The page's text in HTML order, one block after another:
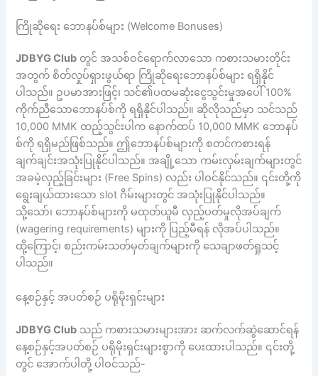
ကြိုဆိုရေး ဘောနပ်စ်များ (Welcome Bonuses)
JDBYG Club တွင် အသစ်ဝင်ရောက်လာသော ကစားသမားတိုင်း
အတွက် စိတ်လှုပ်ရှားဖွယ်ရာ ကြိုဆိုရေးဘောနပ်စ်များ ရရှိနိုင်
ပါသည်။ ဥပမာအားဖြင့်၊ သင်၏ပထမဆုံးငွေသွင်းမှုအပေါ် 100%
ကိုက်ညီသောဘောနပ်စ်ကို ရရှိနိုင်ပါသည်။ ဆိုလိုသည်မှာ သင်သည်
10,000 MMK ထည့်သွင်းပါက နောက်ထပ် 10,000 MMK ဘောနပ်
စ်ကို ရရှိမည်ဖြစ်သည်။ ဤဘောနပ်စ်များကို စတင်ကစားရန်
ချက်ချင်းအသုံးပြုနိုင်ပါသည်။ အချို့သော ကမ်းလှမ်းချက်များတွင်
အခမဲ့လှည့်ခြင်းများ (Free Spins) လည်း ပါဝင်နိုင်သည်။ ၎င်းတို့ကို
ရွေးချယ်ထားသော slot ဂိမ်းများတွင် အသုံးပြုနိုင်ပါသည်။
သို့သော်၊ ဘောနပ်စ်များကို မထုတ်ယူမီ လှည့်ပတ်မှုလိုအပ်ချက်
(wagering requirements) များကို ပြည့်မီရန် လိုအပ်ပါသည်။
ထို့ကြောင့်၊ စည်းကမ်းသတ်မှတ်ချက်များကို သေချာဖတ်ရှုသင့်
ပါသည်။
နေ့စဉ်နှင့် အပတ်စဉ် ပရိုမိုးရှင်းများ
JDBYG Club သည် ကစားသမားများအား ဆက်လက်ဆွဲဆောင်ရန်
နေ့စဉ်နှင့်အပတ်စဉ် ပရိုမိုးရှင်းများစွာကို ပေးထားပါသည်။ ၎င်းတို့
တွင် အောက်ပါတို့ ပါဝင်သည်-